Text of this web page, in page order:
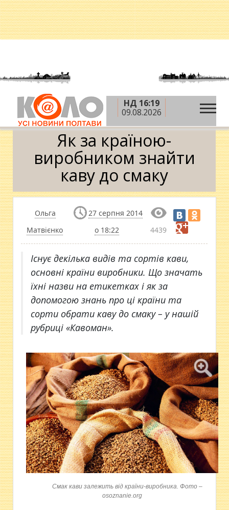
НД 16:19
09.08.2026
Головна » Теми » Споживач » Як за країною-
виробником знайти каву до смаку
Як за країною-
виробником знайти
каву до смаку
Ольга
Матвієнко
27 серпня 2014
о 18:22
4439
​Існує декілька видів та сортів кави,
основні країни виробники. Що значать
їхні назви на етикетках і як за
допомогою знань про ці країни та
сорти обрати каву до смаку – у нашій
рубриці «Кавоман».
Смак кави залежить від країни-виробника. Фото –
osoznanie.org